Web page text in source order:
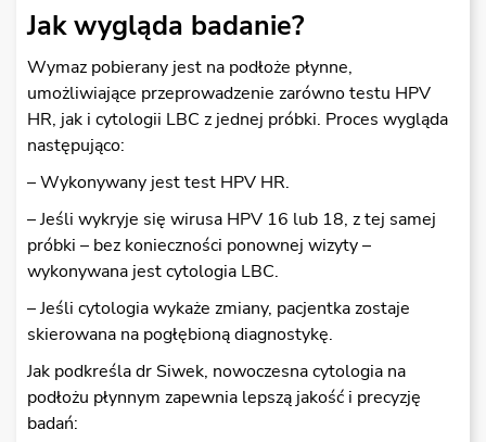
Jak wygląda badanie?
Wymaz pobierany jest na podłoże płynne,
umożliwiające przeprowadzenie zarówno testu HPV
HR, jak i cytologii LBC z jednej próbki. Proces wygląda
następująco:
– Wykonywany jest test HPV HR.
– Jeśli wykryje się wirusa HPV 16 lub 18, z tej samej
próbki – bez konieczności ponownej wizyty –
wykonywana jest cytologia LBC.
– Jeśli cytologia wykaże zmiany, pacjentka zostaje
skierowana na pogłębioną diagnostykę.
Jak podkreśla dr Siwek, nowoczesna cytologia na
podłożu płynnym zapewnia lepszą jakość i precyzję
badań: